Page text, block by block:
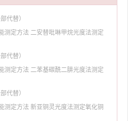
部代替）
测定方法 二安替吡啉甲烷光度法测定
部代替）
测定方法 二苯基碳酰二肼光度法测定
部代替）
测定方法 新亚铜灵光度法测定氧化铜